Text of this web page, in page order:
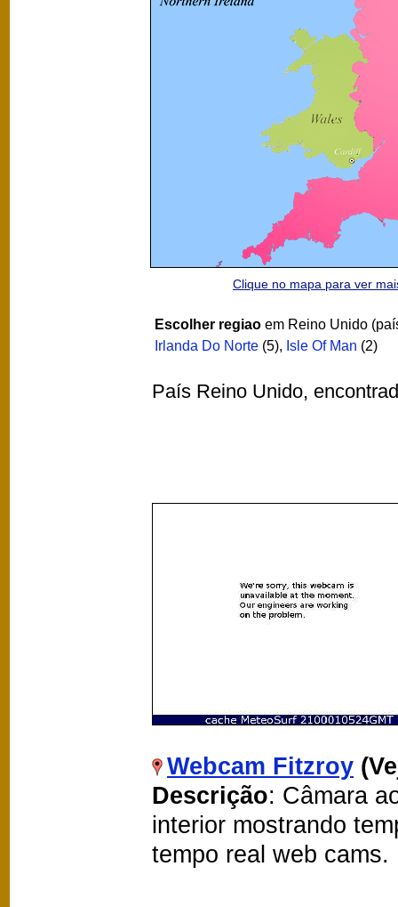
Clique no mapa para ver
Escolher regiao em Reino Unido
Irlanda Do Norte (5), Isle Of Man (2)
País Reino Unido,
Webcam Fitzroy
Descrição: Câmara
interior mostrando
tempo real web cams.